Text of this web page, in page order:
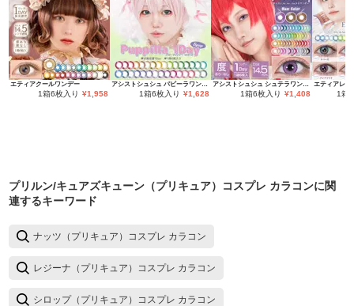
エティアクールワンデー
1箱6枚入り ¥1,958
アシストシュシュ パピーラワンデー
1箱6枚入り ¥1,628
アシストシュシュ シュテラワンデー
1箱6枚入り ¥1,408
エティアレオ
1箱
プリルン/キュアズキューン（プリキュア）コスプレ カラコンに関
連するキーワード
ナッツ（プリキュア）コスプレ カラコン
レジーナ（プリキュア）コスプレ カラコン
シロップ（プリキュア）コスプレ カラコン